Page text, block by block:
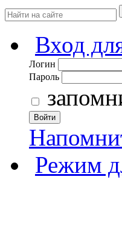
Вход
Логин
Пароль
Войти
Режим